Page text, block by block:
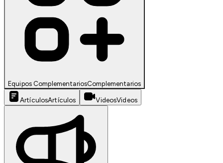
Equipos ComplementariosComplementarios
ArtículosArtículos VideosVideos